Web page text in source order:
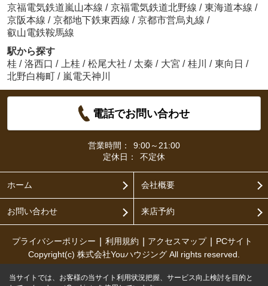
京福電気鉄道嵐山本線 / 京福電気鉄道北野線 / 東海道本線 /
京阪本線 / 京都地下鉄東西線 / 京都市営烏丸線 /
叡山電鉄鞍馬線
駅から探す
桂 / 洛西口 / 上桂 / 松尾大社 / 太秦 / 大宮 / 桂川 / 東向日 /
北野白梅町 / 嵐電天神川
電話でお問い合わせ
営業時間：
9:00～21:00
定休日：
不定休
ホーム 会社概要
お問い合わせ 来店予約
プライバシーポリシー 利用規約 アクセスマップ
PCサイト
Copyright(c) 株式会社Youハウジング All rights reserved.
当サイトでは、お客様の当サイト利用状況把握、サービス向上検討を目的と